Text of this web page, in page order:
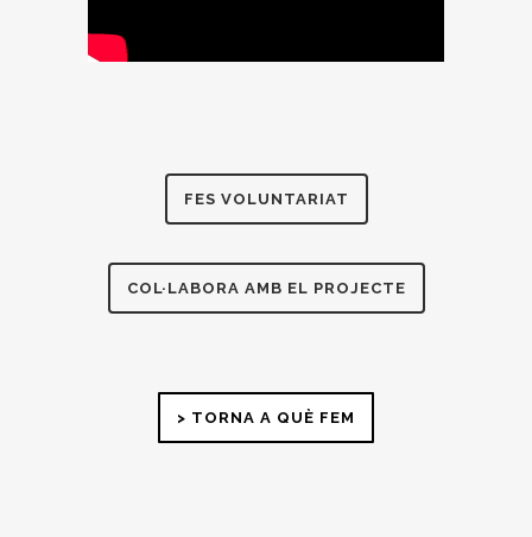
FES VOLUNTARIAT
COL·LABORA AMB EL PROJECTE
> TORNA A QUÈ FEM